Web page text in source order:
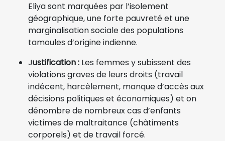
Eliya sont marquées par l’isolement
géographique, une forte pauvreté et une
marginalisation sociale des populations
tamoules d’origine indienne.
Justification : Les femmes y subissent des
violations graves de leurs droits (travail
indécent, harcèlement, manque d’accès aux
décisions politiques et économiques) et on
dénombre de nombreux cas d’enfants
victimes de maltraitance (châtiments
corporels) et de travail forcé.